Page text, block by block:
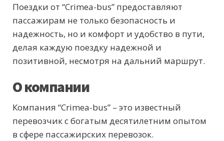
Поездки от “Crimea-bus” предоставляют
пассажирам не только безопасность и
надежность, но и комфорт и удобство в пути,
делая каждую поездку надежной и
позитивной, несмотря на дальний маршрут.
О компании
Компания “Crimea-bus” – это известный
перевозчик с богатым десятилетним опытом
в сфере пассажирских перевозок.